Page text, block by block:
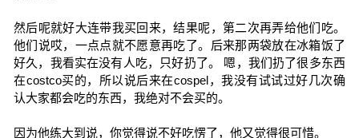
然后呢就好大连带我买回来，结果呢，第二次再弄给他们吃。
他们说哎，一点点就不愿意再吃了。后来那两袋放在冰箱饭了
好久，我看实在没有人吃，只好扔了。 嗯，我们扔了很多东西
在costco买的，所以说后来在cospel，我没有试试过好几次确
认大家都会吃的东西，我绝对不会买的。
因为他练大到说，你觉得说不好吃愣了，他又觉得很可惜。